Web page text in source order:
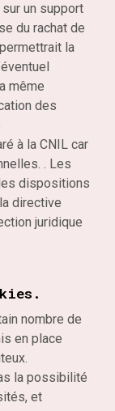
un support
du rachat de
la
même
des
à la CNIL car
. Les
dispositions
directive
juridique
nombre de
en place
la possibilité
et